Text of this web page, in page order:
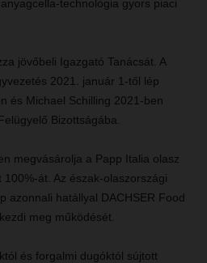
technológia gyors piaci
jövőbeli Igazgató Tanácsát. A
2021. január 1-től lép
és Michael Schilling 2021-ben
Bizottságába.
megvásárolja a Papp Italia olasz
át. Az észak-olaszországi
azonnali hatállyal DACHSER Food
meg működését.
és forgalmi dugóktól sújtott